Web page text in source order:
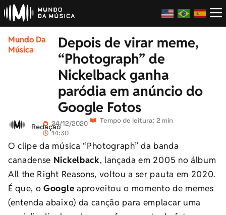
Mundo Da
Música
Depois de virar meme,
“Photograph” de
Nickelback ganha
paródia em anúncio do
Google Fotos
Redação24/12/2020
14:30
Tempo de leitura: 2 min
O clipe da música “Photograph” da banda
canadense Nickelback, lançada em 2005 no álbum
All the Right Reasons, voltou a ser pauta em 2020.
É que, oGoogle aproveitou o momento de memes
(entenda abaixo) da canção para emplacar uma